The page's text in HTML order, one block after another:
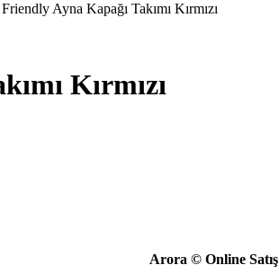
Ayna Kapağı Takımı Kırmızı
Kırmızı
Arora © Online Satış